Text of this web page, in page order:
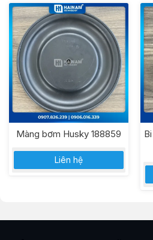
Màng bơm Husky 188859
Liên hệ